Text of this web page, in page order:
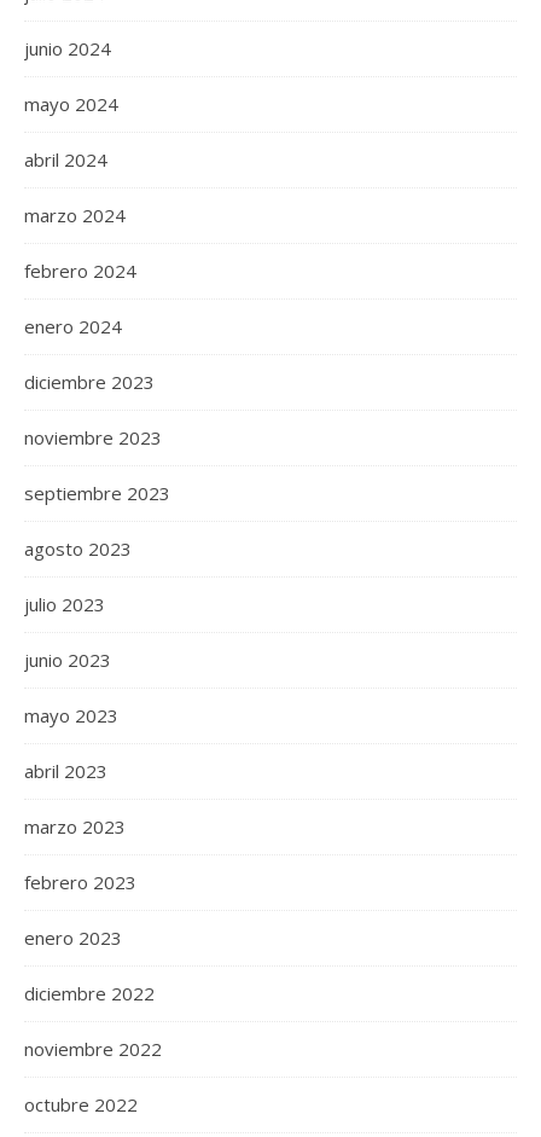
junio 2024
mayo 2024
abril 2024
marzo 2024
febrero 2024
enero 2024
diciembre 2023
noviembre 2023
septiembre 2023
agosto 2023
julio 2023
junio 2023
mayo 2023
abril 2023
marzo 2023
febrero 2023
enero 2023
diciembre 2022
noviembre 2022
octubre 2022